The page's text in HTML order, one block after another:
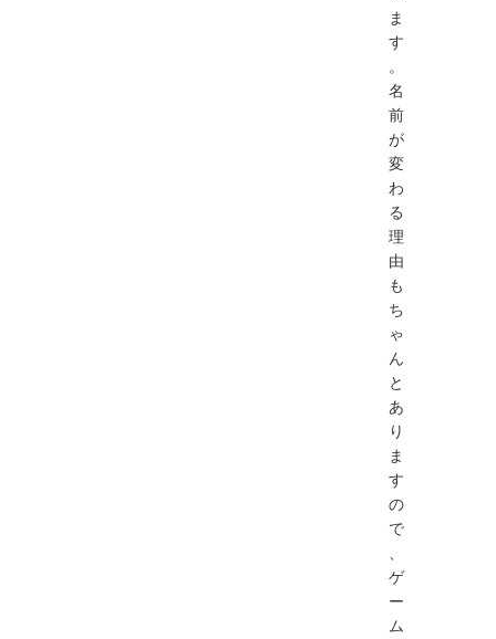
ま
す
。
名
前
が
変
わ
る
理
由
も
ち
ゃ
ん
と
あ
り
ま
す
の
で
ゲ
ー
ム